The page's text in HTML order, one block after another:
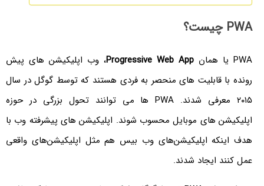
PWA چیست؟
PWA یا همان Progressive Web App، وب اپلیکیشن‌ های پیش
رونده با قابلیت‌ های منحصر به ‌فردی هستند که توسط گوگل در سال
۲۰۱۵ معرفی شدند. PWA ها می ‌توانند تحول بزرگی در حوزه‌
اپلیکیشن های موبایل محسوب شوند. اپلیکیشن‌ های پیشرفته‌ وب با
هدف اینکه اپلیکیشن‌های وب بیس هم مثل اپلیکیشن‌های واقعی
عمل کنند ایجاد شدند.